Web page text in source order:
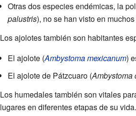
Otras dos especies endémicas, la
palustris), no se han visto en
Los ajolotes también son habitantes
El ajolote (Ambystoma mexicanum)
El ajolote de Pátzcuaro (Ambystoma
Los humedales también son vitales
lugares en diferentes etapas de su